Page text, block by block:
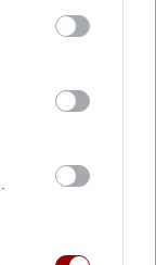
γκολ του